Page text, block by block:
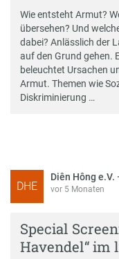
Wie entsteht Armut?
übersehen? Und
dabei? Anlässlich der
auf den Grund gehen.
beleuchtet Ursachen
Armut. Themen wie
Diskriminierung …
DHE
Diên Hông e.V.
vor 5 Monaten
Special
Havendel“ im